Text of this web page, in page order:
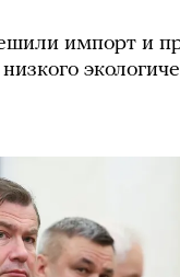
импорт и